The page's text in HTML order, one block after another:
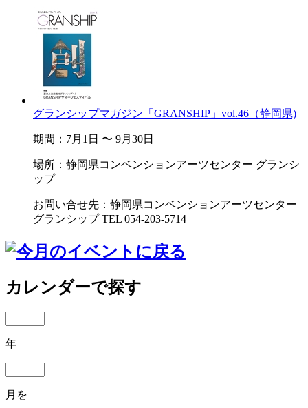
グランシップマガジン「GRANSHIP」vol.46（静岡県)
期間：7月1日 〜 9月30日
場所：静岡県コンベンションアーツセンター グランシ
ップ
お問い合せ先：静岡県コンベンションアーツセンター
グランシップ TEL 054-203-5714
カレンダーで探す
年
月を